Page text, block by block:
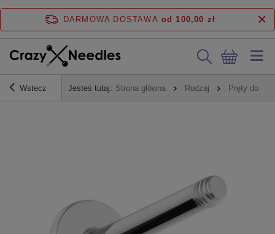
DARMOWA DOSTAWA od 100,00 zł
Wstecz Jesteś tutaj: Strona główna Rodzaj Pręty do